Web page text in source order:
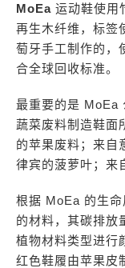
MoEa 运动鞋使用
再生木纤维，标签
萄牙手工制作的，
合全球回收标准。
最重要的是 MoEa
蔬菜废料制造鞋面
的苹果废料；来自
律宾的菠萝叶；来
根据 MoEa 的生
的材料，其碳排放
植物材料类型进行
红色鞋履由苹果皮